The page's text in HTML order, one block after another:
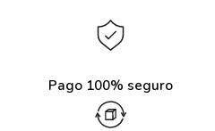
Pago 100% seguro